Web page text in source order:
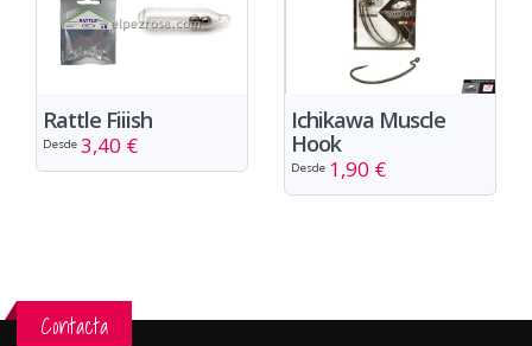
Rattle Fiiish
Desde 3,40 €
Ichikawa Muscle
Hook
Desde 1,90 €
Contacta